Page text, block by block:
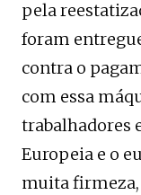
pela
foram
contra o
com essa
trabalhadores
Europeia e o
muita firmeza,